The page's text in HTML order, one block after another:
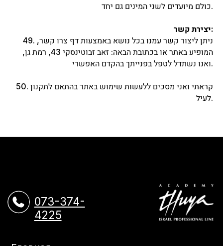
כולם מיועדים לשני המינים גם יחד.
יצירת קשר:
49. ניתן ליצור קשר עמנו בכל נושא באמצעות דף צרו קשר,
המופיע באתר או בכתובת הבאה: זאב זבוטינסקי 43, רמת גן,
ואנו נשתדל לטפל בפנייתך בהקדם האפשרי.
50. קראתי ואני מסכים ללעשות שימוש באתר בהתאם לתקנון
לעיל.